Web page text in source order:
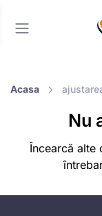
Acasa
Nu
Încearcă alte